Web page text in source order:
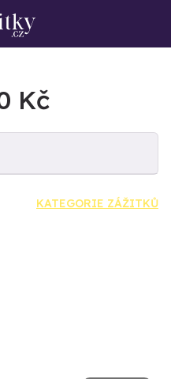
Kč
KATEGORIE ZÁŽITKŮ